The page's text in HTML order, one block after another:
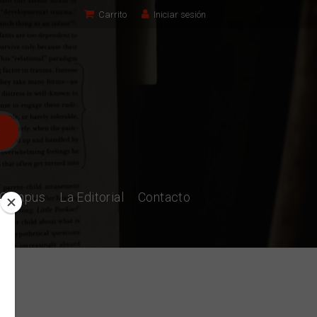
Carrito Iniciar sesión
La Editorial Contacto